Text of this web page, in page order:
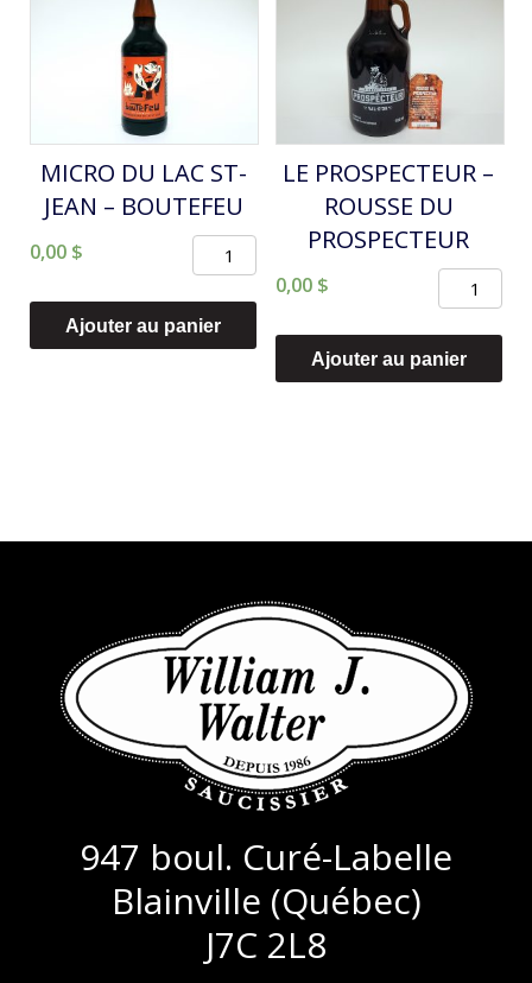
MICRO DU LAC ST-
JEAN – BOUTEFEU
0,00 $
quantité
de
MICRO
DU
Ajouter au panier
LE PROSPECTEUR –
ROUSSE DU
PROSPECTEUR
0,00 $
quantité
de
LE
Ajouter au panier
947 boul. Curé-Labelle
Blainville (Québec)
J7C 2L8